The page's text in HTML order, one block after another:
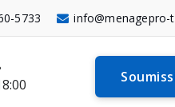
info@menagepro-
5733